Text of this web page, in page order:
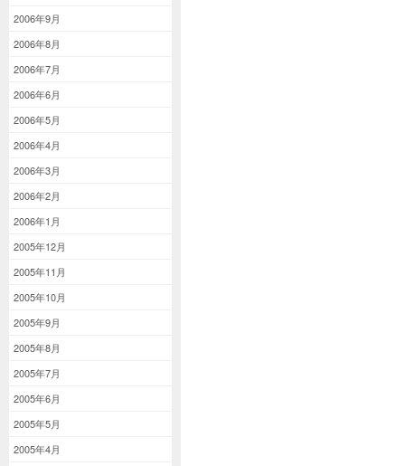
2006年9月
2006年8月
2006年7月
2006年6月
2006年5月
2006年4月
2006年3月
2006年2月
2006年1月
2005年12月
2005年11月
2005年10月
2005年9月
2005年8月
2005年7月
2005年6月
2005年5月
2005年4月